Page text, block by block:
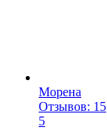
Морена
Отзывов: 15
5